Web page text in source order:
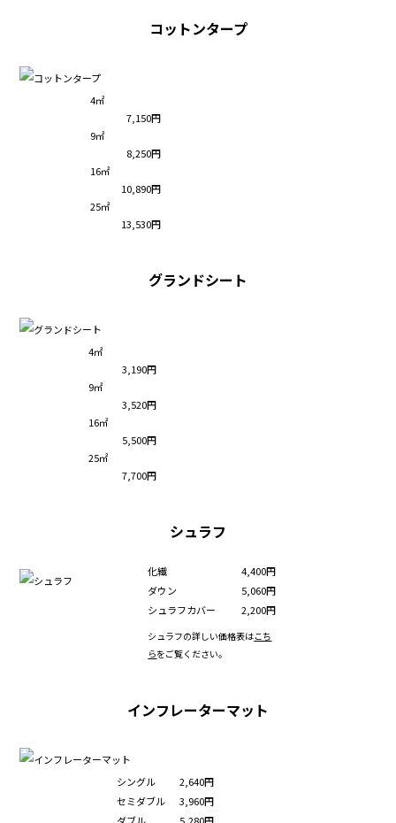
コットンタープ
4㎡
7,150円
9㎡
8,250円
16㎡
10,890円
25㎡
13,530円
グランドシート
4㎡
3,190円
9㎡
3,520円
16㎡
5,500円
25㎡
7,700円
シュラフ
化繊
4,400円
ダウン
5,060円
シュラフカバー
2,200円
シュラフの詳しい価格表はこち
らをご覧ください。
インフレーターマット
シングル
2,640円
セミダブル
3,960円